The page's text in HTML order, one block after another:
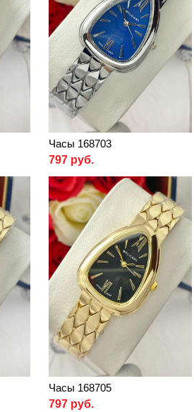
Часы 168703
797 руб.
Часы 168705
797 руб.